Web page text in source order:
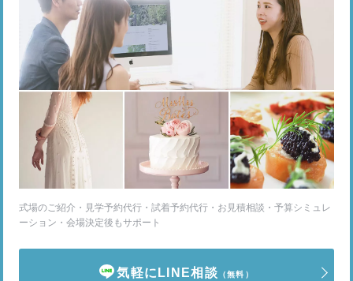
式場のご紹介・見学予約代行・試着予約代行・お見積相談・予算シミュレ
ーション・会場決定後もサポート
気軽にLINE相談 （無料）